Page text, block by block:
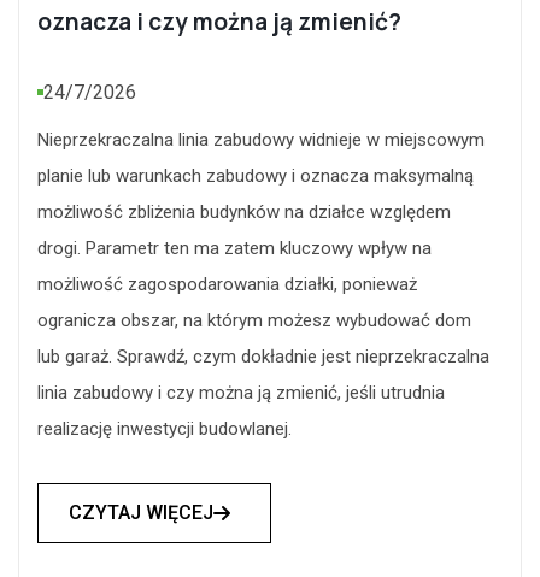
oznacza i czy można ją zmienić?
24/7/2026
Nieprzekraczalna linia zabudowy widnieje w miejscowym
planie lub warunkach zabudowy i oznacza maksymalną
możliwość zbliżenia budynków na działce względem
drogi. Parametr ten ma zatem kluczowy wpływ na
możliwość zagospodarowania działki, ponieważ
ogranicza obszar, na którym możesz wybudować dom
lub garaż. Sprawdź, czym dokładnie jest nieprzekraczalna
linia zabudowy i czy można ją zmienić, jeśli utrudnia
realizację inwestycji budowlanej.
CZYTAJ WIĘCEJ